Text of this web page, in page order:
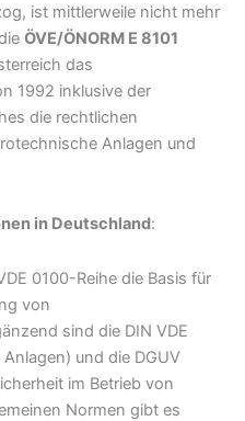
ist mittlerweile nicht mehr
ÖVE/ÖNORM E 8101
das
1992 inklusive der
die rechtlichen
Anlagen und
in Deutschland:
0100-Reihe die Basis für
von
sind die DIN VDE
und die DGUV
im Betrieb von
Normen gibt es